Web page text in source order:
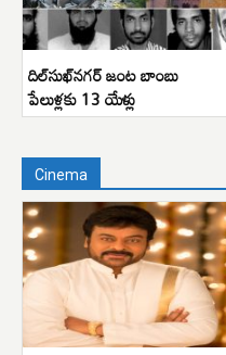
దిల్‌సుఖ్‌నగర్ జంట బాంబు
పేలుళ్లకు 13 యేళ్లు
Cinema